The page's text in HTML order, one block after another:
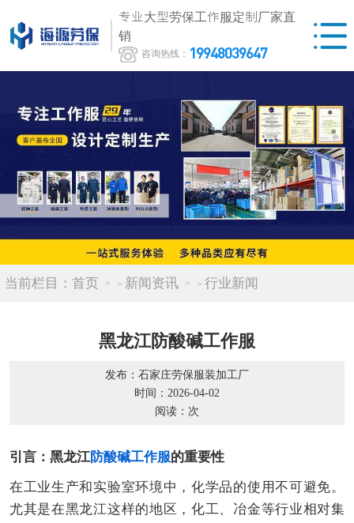
专业大型劳保工作服定制厂家直
销
咨询热线： 19948039647
当前栏目： 首页 > 新闻资讯 > 行业新闻
黑龙江防酸碱工作服
发布：石家庄劳保服装加工厂
时间：2026-04-02
阅读： 次
引言：黑龙江防酸碱工作服的重要性
在工业生产和实验室环境中，化学品的使用不可避免。
尤其是在黑龙江这样的地区，化工、冶金等行业相对集